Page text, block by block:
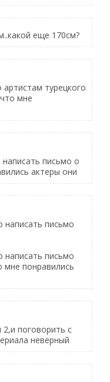
еще 170см?
турецкого
мне
письмо о
актеры они
письмо
письмо
мне понравились
поговорить с
неверный